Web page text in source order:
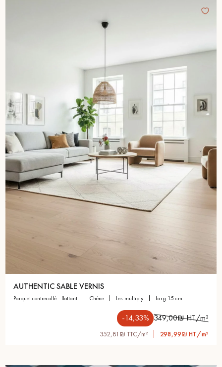
AUTHENTIC SABLE VERNIS
parquet contrecollé - flottant chêne les multiply larg 15 cm
-14,33% 349,00₪ HT/m²
352,81₪ TTC/m² 298,99₪ HT/m²